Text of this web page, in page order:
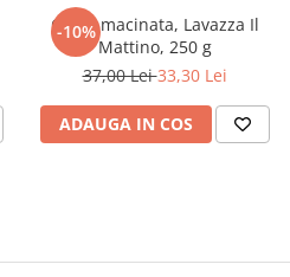
-10%
Cafea macinata, Lavazza Il
Mattino, 250 g
37,00 Lei33,30 Lei
ADAUGA IN COS